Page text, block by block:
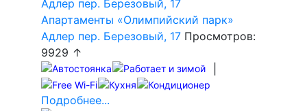
Апартаменты «Олимпийский парк»
Адлер пер. Березовый, 17 Просмотров:
9929 ↑
Подробнее...